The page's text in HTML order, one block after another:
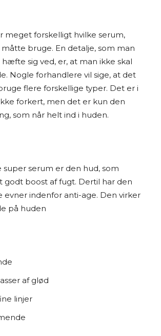
meget forskelligt hvilke serum,
bruge. En detalje, som man
sig ved, er, at man ikke skal
Nogle forhandlere vil sige, at det
flere forskellige typer. Det er i
forkert, men det er kun den
som når helt ind i huden.
super serum er den hud, som
boost af fugt. Dertil har den
evner indenfor anti-age. Den virker
på huden
af glød
linjer